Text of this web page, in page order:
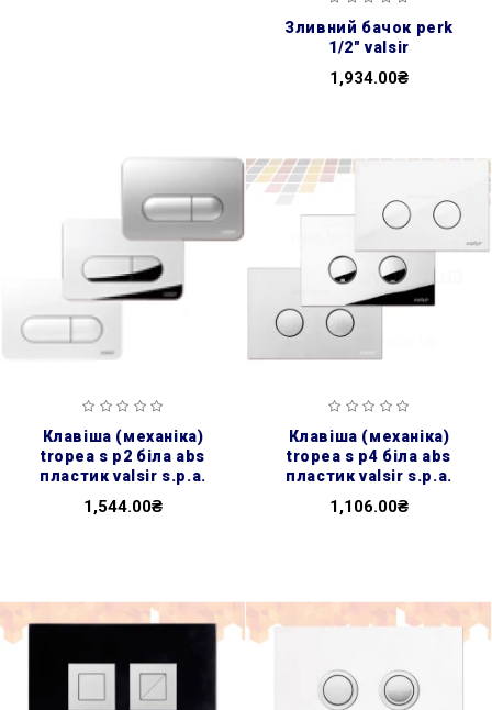
зливний бачок perk
1/2″ valsir
1,934.00₴
клавіша (механіка)
tropea s p2 біла abs
пластик valsir s.p.a.
1,544.00₴
клавіша (механіка)
tropea s p4 біла abs
пластик valsir s.p.a.
1,106.00₴